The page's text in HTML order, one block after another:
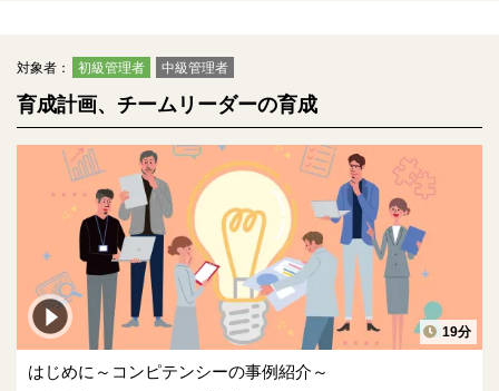
育成計画、チームリーダーの育成
対象者： 初級管理者 中級管理者
19分
はじめに～コンピテンシーの事例紹介～